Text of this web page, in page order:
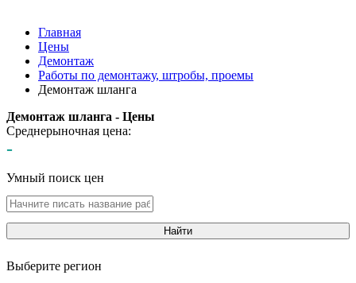
Главная
Цены
Демонтаж
Работы по демонтажу, штробы, проемы
Демонтаж шланга
Демонтаж шланга - Цены
Среднерыночная цена:
-
Умный поиск цен
Найти
Выберите регион